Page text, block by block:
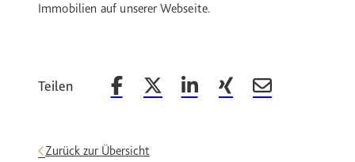
Immobilien auf unserer Webseite.
Teilen Beitrag auf Facebook teilen
Beitrag auf X teilen
Beitrag auf LinkedIn teilen
Beitrag auf Xing teilen
Beitrag per
Zurück zur Übersicht